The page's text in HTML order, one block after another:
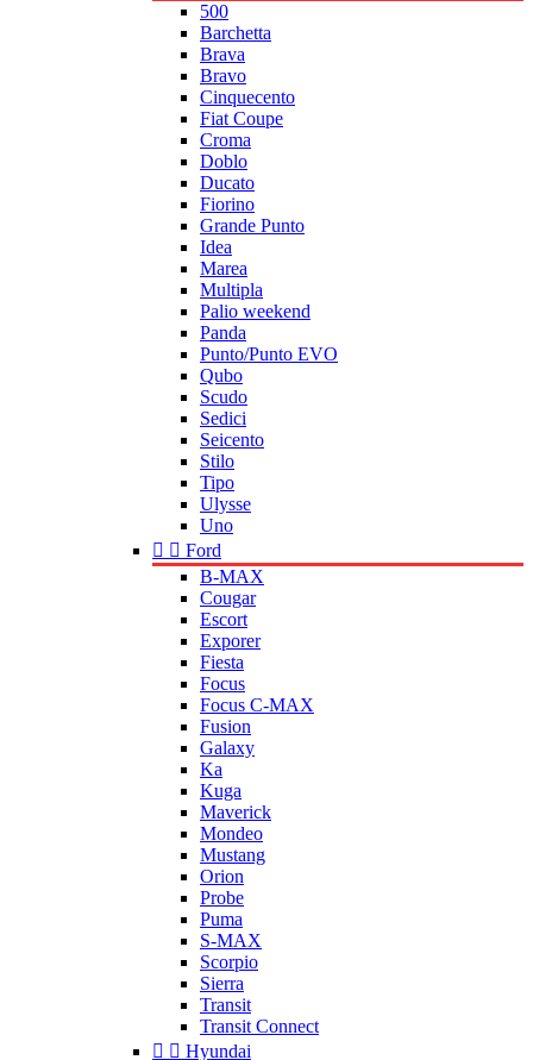
500
Barchetta
Brava
Bravo
Cinquecento
Fiat Coupe
Croma
Doblo
Ducato
Fiorino
Grande Punto
Idea
Marea
Multipla
Palio weekend
Panda
Punto/Punto EVO
Qubo
Scudo
Sedici
Seicento
Stilo
Tipo
Ulysse
Uno
  Ford
B-MAX
Cougar
Escort
Exporer
Fiesta
Focus
Focus C-MAX
Fusion
Galaxy
Ka
Kuga
Maverick
Mondeo
Mustang
Orion
Probe
Puma
S-MAX
Scorpio
Sierra
Transit
Transit Connect
  Hyundai